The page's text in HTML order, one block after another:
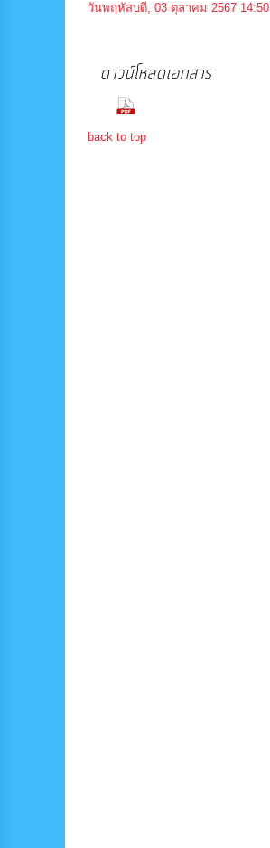
วันพฤหัสบดี, 03 ตุลาคม 2567 14:50
ดาวน์โหลดเอกสาร
back to top